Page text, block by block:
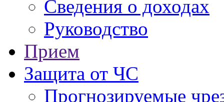
Сведения о доходах
Руководство
Прием
Защита от ЧС
Прогнозируемые